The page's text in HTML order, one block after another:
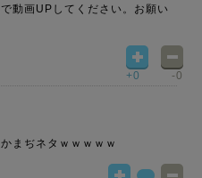
動画UPしてください。お願い
+0 -0
まぢネタｗｗｗｗｗ